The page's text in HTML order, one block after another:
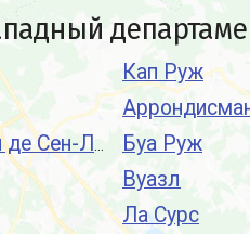
Аррондисман де Сен-Луи-дю-Нор
Кап Руж
Буа Руж
Вуазл
Ла Сурс